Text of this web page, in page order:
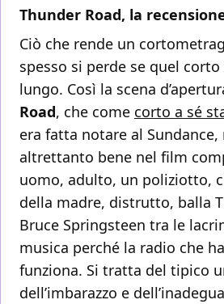
Thunder Road, la
Ciò che rende un
spesso si perde se quel
lungo. Così la scena
Road, che come corto a sé
era fatta notare al
altrettanto bene nel film
uomo, adulto, un poliziotto,
della madre, distrutto, balla
Bruce Springsteen tra le
musica perché la radio che
funziona. Si tratta del tipico
dell’imbarazzo e